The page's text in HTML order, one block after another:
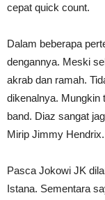
cepat quick count.
Dalam beberapa
dengannya. Meski
akrab dan ramah.
dikenalnya. Mungkin
band. Diaz sangat
Mirip Jimmy Hendrix.
Pasca Jokowi JK
Istana. Sementara